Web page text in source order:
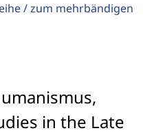
/ zum mehrbändigen
in the Late